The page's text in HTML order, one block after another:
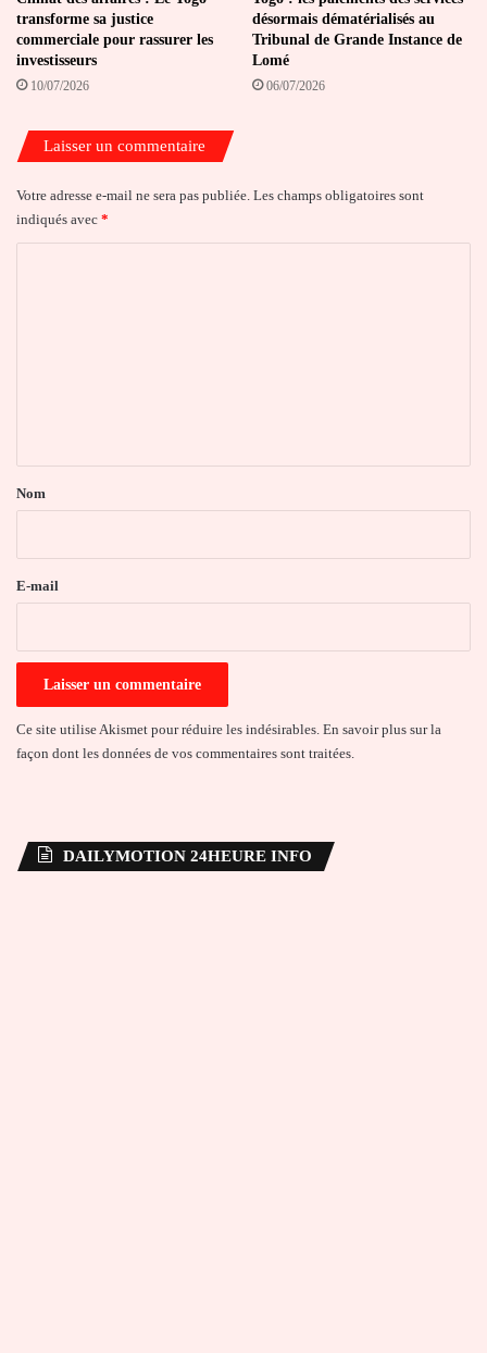
transforme sa justice
commerciale pour rassurer les
investisseurs
10/07/2026
désormais dématérialisés au
Tribunal de Grande Instance de
Lomé
06/07/2026
Laisser un commentaire
Votre adresse e-mail ne sera pas publiée. Les champs obligatoires sont
indiqués avec *
a
e
Nom
E-mail
Ce site utilise Akismet pour réduire les indésirables. En savoir plus sur la
façon dont les données de vos commentaires sont traitées.
DAILYMOTION 24HEURE INFO